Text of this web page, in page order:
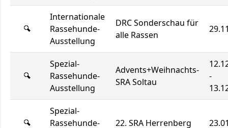
Internationale
Rassehunde-
Ausstellung
DRC Sonderschau für
alle Rassen
Spezial-
Rassehunde-
Ausstellung
Advents+Weihnachts-
SRA Soltau
-
Spezial-
Rassehunde-
22. SRA Herrenberg